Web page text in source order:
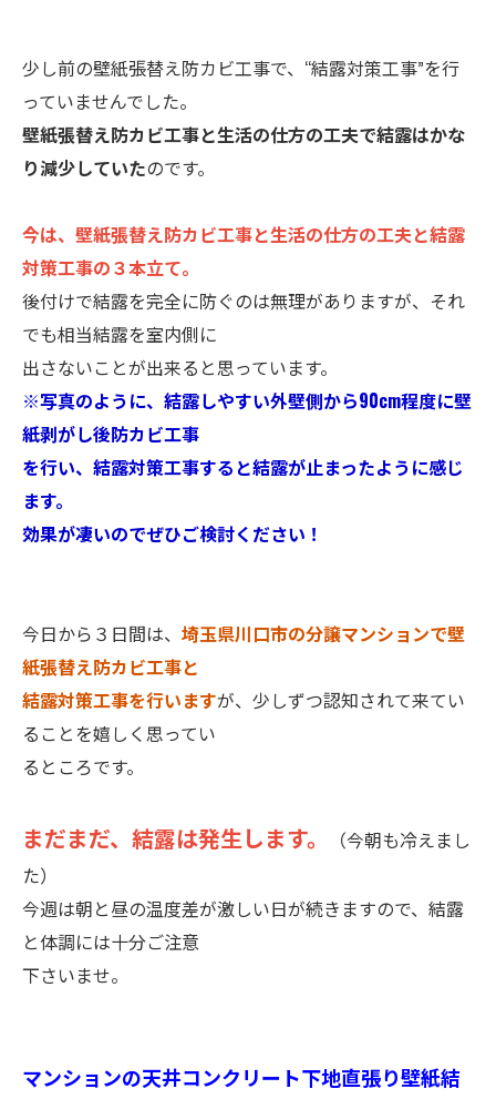
少し前の壁紙張替え防カビ工事で、“結露対策工事”を行
っていませんでした。
壁紙張替え防カビ工事と生活の仕方の工夫で結露はかな
り減少していたのです。
今は、壁紙張替え防カビ工事と生活の仕方の工夫と結露
対策工事の３本立て。
後付けで結露を完全に防ぐのは無理がありますが、それ
でも相当結露を室内側に
出さないことが出来ると思っています。
※写真のように、結露しやすい外壁側から90cm程度に壁
紙剥がし後防カビ工事
を行い、結露対策工事すると結露が止まったように感じ
ます。
効果が凄いのでぜひご検討ください！
今日から３日間は、 埼玉県川口市の分譲マンションで壁
紙張替え防カビ工事と
結露対策工事を行いますが、少しずつ認知されて来てい
ることを嬉しく思ってい
るところです。
まだまだ、結露は発生します。
（今朝も冷えまし
た）
今週は朝と昼の温度差が激しい日が続きますので、結露
と体調には十分ご注意
下さいませ。
マンションの天井コンクリート下地直張り壁紙結